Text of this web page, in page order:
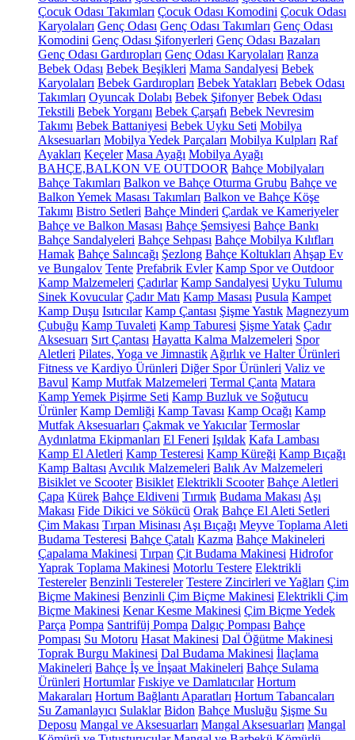
Çocuk Odası Takımları Çocuk Odası Komodini Çocuk Odası
Karyolaları Genç Odası Genç Odası Takımları Genç Odası
Komodini Genç Odası Şifonyerleri Genç Odası Bazaları
Genç Odası Gardıropları Genç Odası Karyolaları Ranza
Bebek Odası Bebek Beşikleri Mama Sandalyesi Bebek
Karyolaları Bebek Gardıropları Bebek Yatakları Bebek Odası
Takımları Oyuncak Dolabı Bebek Şifonyer Bebek Odası
Tekstili Bebek Yorganı Bebek Çarşafı Bebek Nevresim
Takımı Bebek Battaniyesi Bebek Uyku Seti Mobilya
Aksesuarları Mobilya Yedek Parçaları Mobilya Kulpları Raf
Ayakları Keçeler Masa Ayağı Mobilya Ayağı
BAHÇE,BALKON VE OUTDOOR Bahçe Mobilyaları
Bahçe Takımları Balkon ve Bahçe Oturma Grubu Bahçe ve
Balkon Yemek Masası Takımları Balkon ve Bahçe Köşe
Takımı Bistro Setleri Bahçe Minderi Çardak ve Kameriyeler
Bahçe ve Balkon Masası Bahçe Şemsiyesi Bahçe Bankı
Bahçe Sandalyeleri Bahçe Sehpası Bahçe Mobilya Kılıfları
Hamak Bahçe Salıncağı Şezlong Bahçe Koltukları Ahşap Ev
ve Bungalov Tente Prefabrik Evler Kamp Spor ve Outdoor
Kamp Malzemeleri Çadırlar Kamp Sandalyesi Uyku Tulumu
Sinek Kovucular Çadır Matı Kamp Masası Pusula Kampet
Kamp Duşu Isıtıcılar Kamp Çantası Şişme Yastık Magnezyum
Çubuğu Kamp Tuvaleti Kamp Taburesi Şişme Yatak Çadır
Aksesuarı Sırt Çantası Hayatta Kalma Malzemeleri Spor
Aletleri Pilates, Yoga ve Jimnastik Ağırlık ve Halter Ürünleri
Fitness ve Kardiyo Ürünleri Diğer Spor Ürünleri Valiz ve
Bavul Kamp Mutfak Malzemeleri Termal Çanta Matara
Kamp Yemek Pişirme Seti Kamp Buzluk ve Soğutucu
Ürünler Kamp Demliği Kamp Tavası Kamp Ocağı Kamp
Mutfak Aksesuarları Çakmak ve Yakıcılar Termoslar
Aydınlatma Ekipmanları El Feneri Işıldak Kafa Lambası
Kamp El Aletleri Kamp Testeresi Kamp Küreği Kamp Bıçağı
Kamp Baltası Avcılık Malzemeleri Balık Av Malzemeleri
Bisiklet ve Scooter Bisiklet Elektrikli Scooter Bahçe Aletleri
Çapa Kürek Bahçe Eldiveni Tırmık Budama Makası Aşı
Makası Fide Dikici ve Sökücü Orak Bahçe El Aleti Setleri
Çim Makası Tırpan Misinası Aşı Bıçağı Meyve Toplama Aleti
Budama Testeresi Bahçe Çatalı Kazma Bahçe Makineleri
Çapalama Makinesi Tırpan Çit Budama Makinesi Hidrofor
Yaprak Toplama Makinesi Motorlu Testere Elektrikli
Testereler Benzinli Testereler Testere Zincirleri ve Yağları Çim
Biçme Makinesi Benzinli Çim Biçme Makinesi Elektrikli Çim
Biçme Makinesi Kenar Kesme Makinesi Çim Biçme Yedek
Parça Pompa Santrifüj Pompa Dalgıç Pompası Bahçe
Pompası Su Motoru Hasat Makinesi Dal Öğütme Makinesi
Toprak Burgu Makinesi Dal Budama Makinesi İlaçlama
Makineleri Bahçe İş ve İnşaat Makineleri Bahçe Sulama
Ürünleri Hortumlar Fıskiye ve Damlatıcılar Hortum
Makaraları Hortum Bağlantı Aparatları Hortum Tabancaları
Su Zamanlayıcı Sulaklar Bidon Bahçe Musluğu Şişme Su
Deposu Mangal ve Aksesuarları Mangal Aksesuarları Mangal